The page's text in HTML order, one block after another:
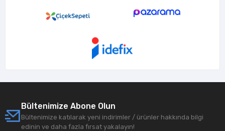
Bültenimize Abone Olun
Bültenimize katılarak yeni indirimler / ürünler hakkında bilgi
edinin ve daha fazla fırsat yakalayın!